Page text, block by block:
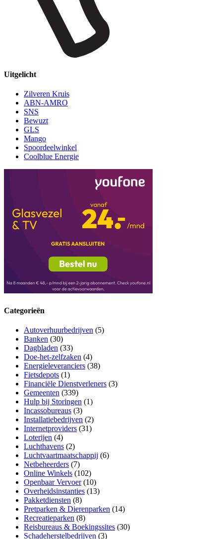
Uitgelicht
Zilveren Kruis
ABN-AMRO
SNS
Bewuzt
GLS
Mango
Spoordeelwinkel
Coolblue Energie
Categorieën
Autoverhuurbedrijven (5)
Banken (30)
Dagbladen (33)
Doe-het-zelfzaken (4)
Energieleveranciers (38)
Fietsdepots (1)
Financiële Dienstverleners (3)
Gemeenten (339)
Hulp bij Storingen (1)
Incassobureaus (3)
Installatiebedrijven (2)
Internetproviders (31)
Loterijen (4)
Luchthavens (2)
Luchtvaartmaatschappij (6)
Netbeheerders (7)
Online Winkels (102)
Openbaar Vervoer(10)
Overheidsinstanties (13)
Pakketdiensten (8)
Pretparken & Dierenparken (14)
Recreatieparken (8)
Reisbureaus & Boekingssites (30)
Schadeherstelbedrijven (3)